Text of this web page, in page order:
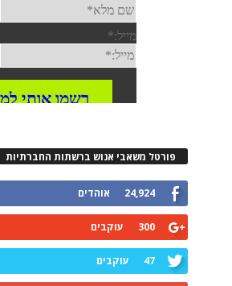
פורטל משאבי אנוש ברשתות החברתיות
24,924 אוהדים
300 עוקבים
47 עוקבים